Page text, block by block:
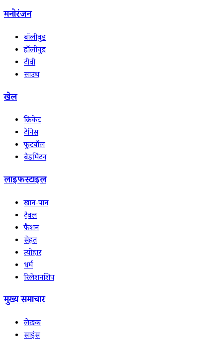
मनोरंजन
बॉलीवुड
हॉलीवुड
टीवी
साउथ
खेल
क्रिकेट
टेनिस
फुटबॉल
बैडमिंटन
लाइफस्टाइल
खान-पान
ट्रैवल
फैशन
सेहत
त्योहार
धर्म
रिलेशनशिप
मुख्य समाचार
लेखक
साइंस